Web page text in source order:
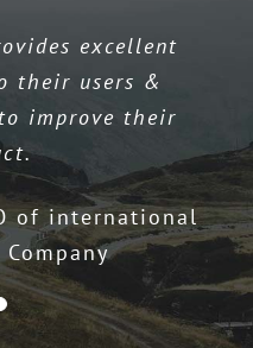
else to say.This
ever seen.
group company
me
,ThemeForest
excellent
their users &
improve their
.
of international
Company